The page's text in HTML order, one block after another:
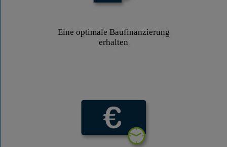
Eine optimale Baufinanzierung
erhalten